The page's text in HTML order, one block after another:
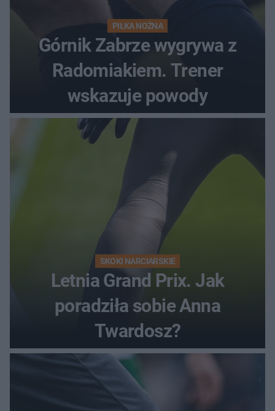
PIŁKA NOŻNA
Górnik Zabrze wygrywa z
Radomiakiem. Trener
wskazuje powody
SKOKI NARCIARSKIE
Letnia Grand Prix. Jak
poradziła sobie Anna
Twardosz?